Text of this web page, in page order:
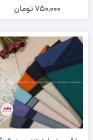
750,000تومان